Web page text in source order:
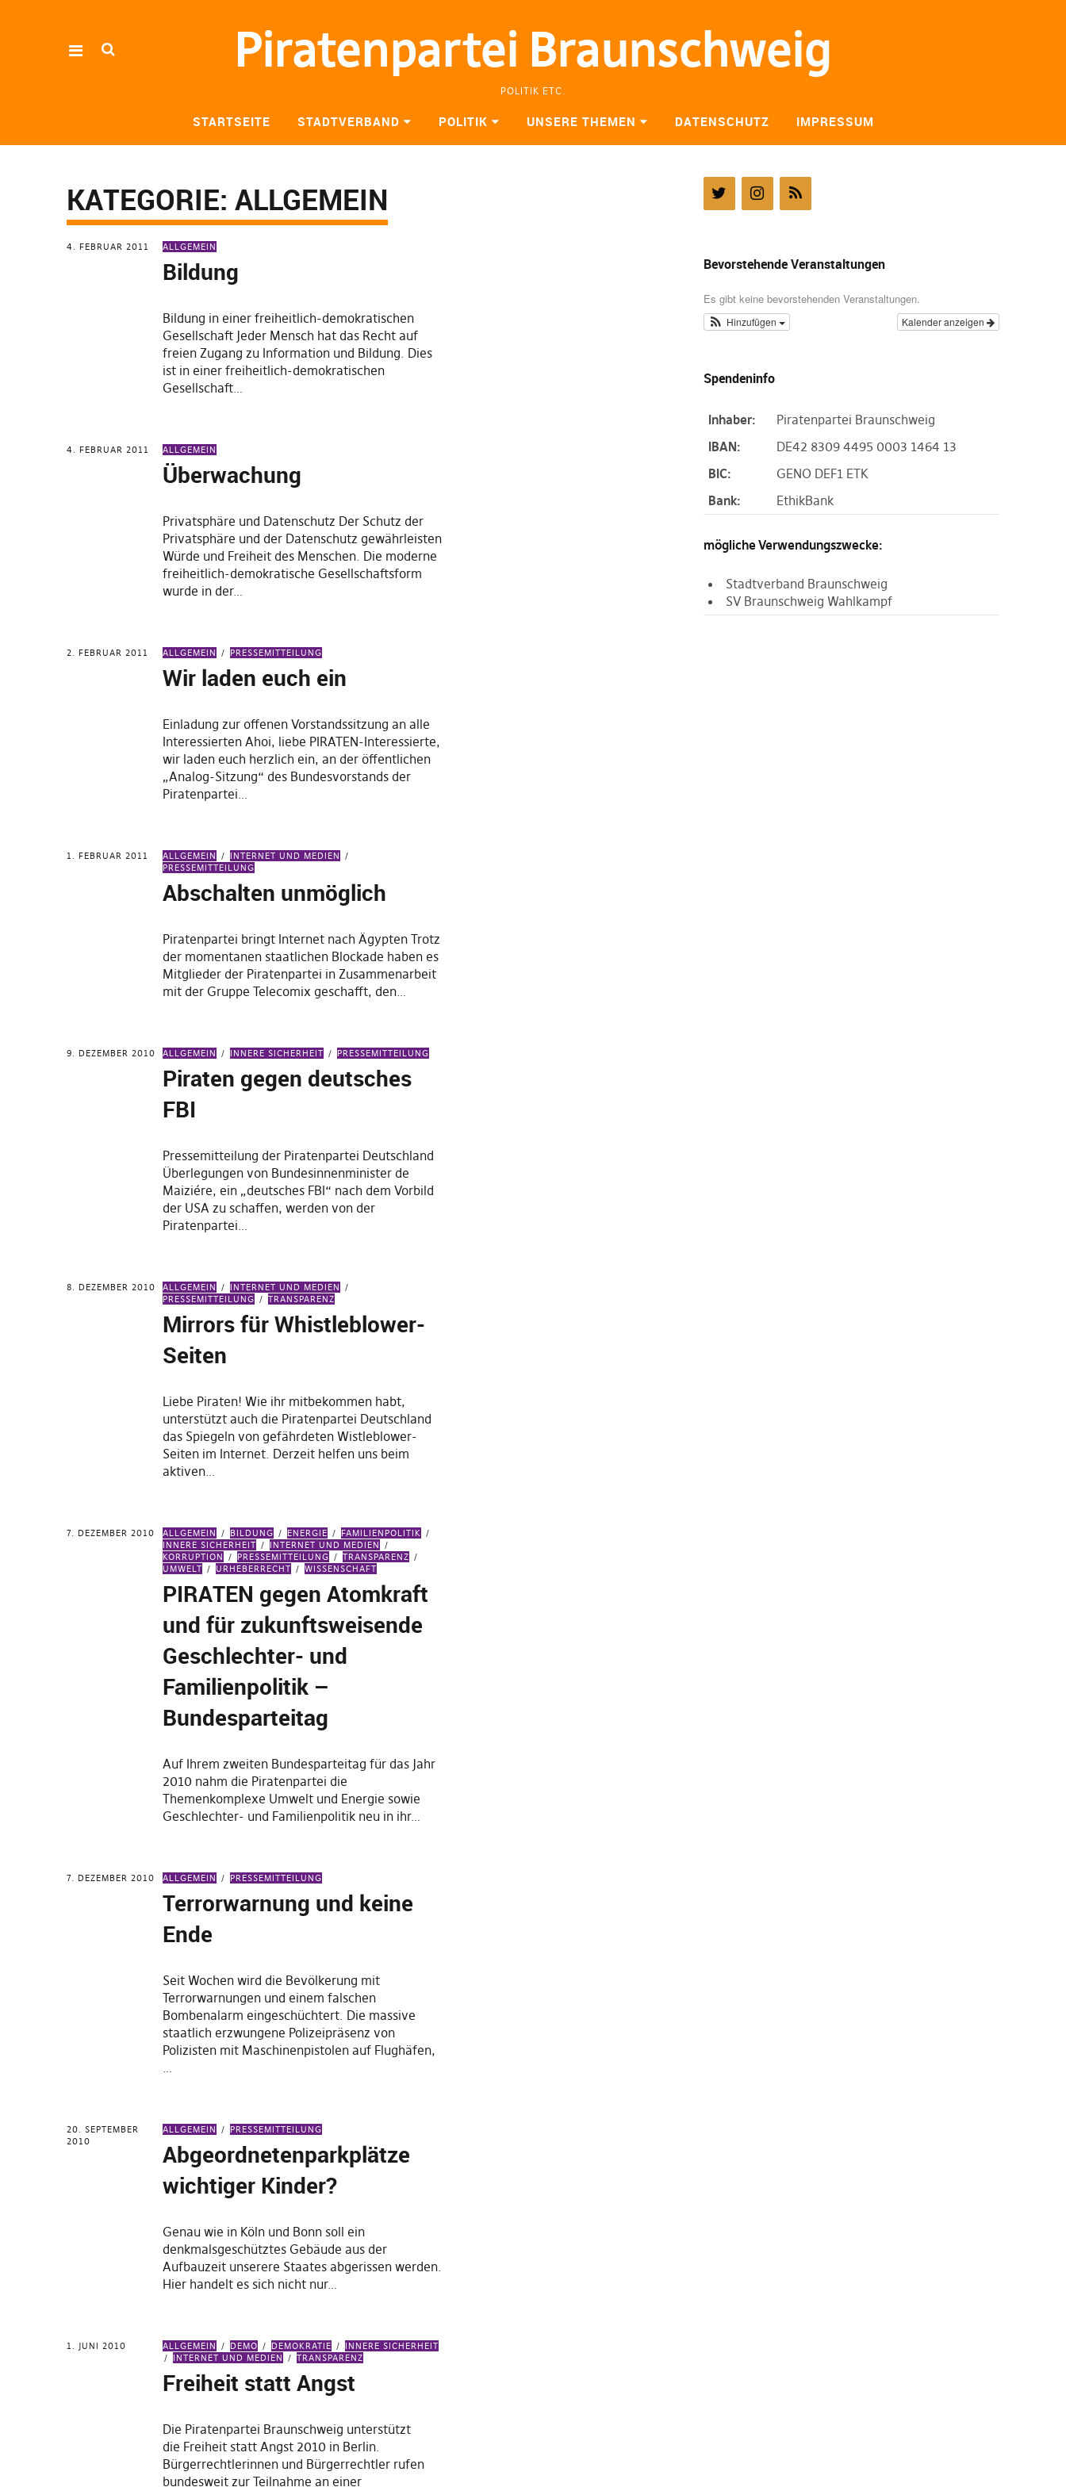
Piratenpartei Braunschweig
POLITIK ETC.
STARTSEITE STADTVERBAND POLITIK UNSERE THEMEN DATENSCHUTZ IMPRESSUM
KATEGORIE: ALLGEMEIN
4. FEBRUAR 2011 ALLGEMEIN
Bildung
Bildung in einer freiheitlich-demokratischen
Gesellschaft Jeder Mensch hat das Recht auf
freien Zugang zu Information und Bildung. Dies
ist in einer freiheitlich-demokratischen
Gesellschaft…
4. FEBRUAR 2011 ALLGEMEIN
Überwachung
Privatsphäre und Datenschutz Der Schutz der
Privatsphäre und der Datenschutz gewährleisten
Würde und Freiheit des Menschen. Die moderne
freiheitlich-demokratische Gesellschaftsform
wurde in der…
2. FEBRUAR 2011 ALLGEMEIN PRESSEMITTEILUNG
Wir laden euch ein
Einladung zur offenen Vorstandssitzung an alle
Interessierten Ahoi, liebe PIRATEN-Interessierte,
wir laden euch herzlich ein, an der öffentlichen
„Analog-Sitzung“ des Bundesvorstands der
Piratenpartei…
1. FEBRUAR 2011 ALLGEMEIN
INTERNET UND MEDIEN
PRESSEMITTEILUNG
Abschalten unmöglich
Piratenpartei bringt Internet nach Ägypten Trotz
der momentanen staatlichen Blockade haben es
Mitglieder der Piratenpartei in Zusammenarbeit
mit der Gruppe Telecomix geschafft, den…
9. DEZEMBER 2010 ALLGEMEIN INNERE SICHERHEIT PRESSEMITTEILUNG
Piraten gegen deutsches
FBI
Pressemitteilung der Piratenpartei Deutschland
Überlegungen von Bundesinnenminister de
Maiziére, ein „deutsches FBI“ nach dem Vorbild
der USA zu schaffen, werden von der
Piratenpartei…
8. DEZEMBER 2010 ALLGEMEIN
INTERNET UND MEDIEN
PRESSEMITTEILUNG
TRANSPARENZ
Mirrors für Whistleblower-
Seiten
Liebe Piraten! Wie ihr mitbekommen habt,
unterstützt auch die Piratenpartei Deutschland
das Spiegeln von gefährdeten Wistleblower-
Seiten im Internet. Derzeit helfen uns beim
aktiven…
7. DEZEMBER 2010 ALLGEMEIN BILDUNG ENERGIE
FAMILIENPOLITIK
INNERE SICHERHEIT
INTERNET UND MEDIEN
KORRUPTION
PRESSEMITTEILUNG
TRANSPARENZ
UMWELT
URHEBERRECHT WISSENSCHAFT
PIRATEN gegen Atomkraft
und für zukunftsweisende
Geschlechter- und
Familienpolitik –
Bundesparteitag
Auf Ihrem zweiten Bundesparteitag für das Jahr
2010 nahm die Piratenpartei die
Themenkomplexe Umwelt und Energie sowie
Geschlechter- und Familienpolitik neu in ihr…
7. DEZEMBER 2010 ALLGEMEIN PRESSEMITTEILUNG
Terrorwarnung und keine
Ende
Seit Wochen wird die Bevölkerung mit
Terrorwarnungen und einem falschen
Bombenalarm eingeschüchtert. Die massive
staatlich erzwungene Polizeipräsenz von
Polizisten mit Maschinenpistolen auf Flughäfen,
…
20. SEPTEMBER
2010
ALLGEMEIN PRESSEMITTEILUNG
Abgeordnetenparkplätze
wichtiger Kinder?
Genau wie in Köln und Bonn soll ein
denkmalsgeschütztes Gebäude aus der
Aufbauzeit unserere Staates abgerissen werden.
Hier handelt es sich nicht nur…
1. JUNI 2010 ALLGEMEIN DEMO DEMOKRATIE
INNERE SICHERHEIT
INTERNET UND MEDIEN
TRANSPARENZ
Freiheit statt Angst
Die Piratenpartei Braunschweig unterstützt
die Freiheit statt Angst 2010 in Berlin.
Bürgerrechtlerinnen und Bürgerrechtler rufen
bundesweit zur Teilnahme an einer
Bevorstehende Veranstaltungen
Es gibt keine bevorstehenden Veranstaltungen.
Kalender anzeigen
Hinzufügen
Spendeninfo
Inhaber:
Piratenpartei Braunschweig
IBAN:
DE42 8309 4495 0003 1464 13
BIC:
GENO DEF1 ETK
Bank:
EthikBank
mögliche Verwendungszwecke:
Stadtverband Braunschweig
SV Braunschweig Wahlkampf